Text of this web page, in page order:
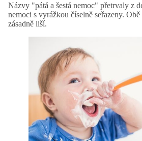
Názvy "pátá a šestá nemoc" přetrvaly z
nemoci s vyrážkou číselně seřazeny. Obě
zásadně liší.